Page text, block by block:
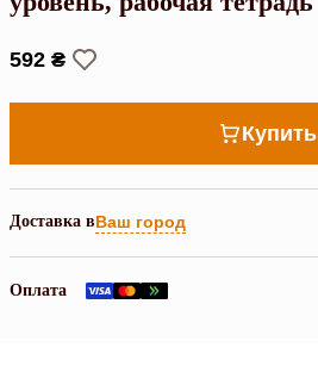
592 ₴
Купить
Доставка вВаш город
Оплата